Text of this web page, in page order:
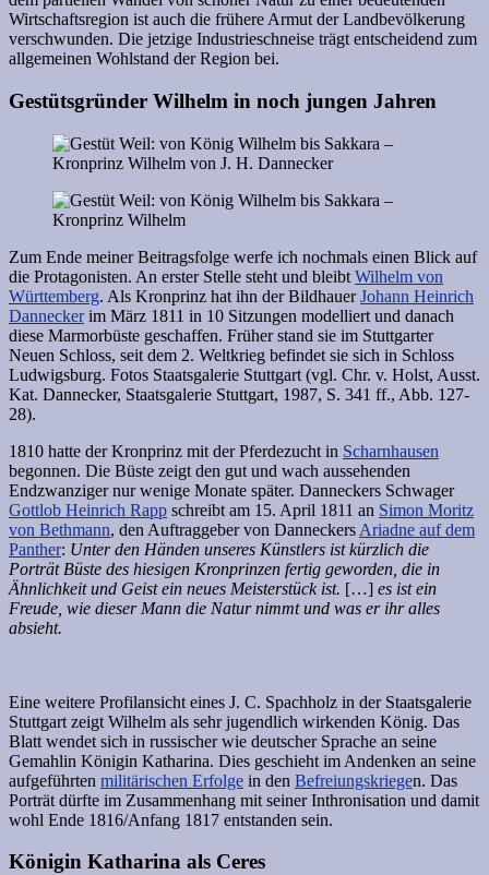
Wirtschaftsregion ist auch die frühere Armut der Landbevölkerung
verschwunden. Die jetzige Industrieschneise trägt entscheidend zum
allgemeinen Wohlstand der Region bei.
Gestütsgründer Wilhelm in noch jungen Jahren
Zum Ende meiner Beitragsfolge werfe ich nochmals einen Blick auf
die Protagonisten. An erster Stelle steht und bleibt Wilhelm von
Württemberg. Als Kronprinz hat ihn der BildhauerJohann Heinrich
Danneckerim März 1811 in 10 Sitzungen modelliert und danach
diese Marmorbüste geschaffen. Früher stand sie im Stuttgarter
Neuen Schloss, seit dem 2. Weltkrieg befindet sie sich in Schloss
Ludwigsburg. Fotos Staatsgalerie Stuttgart (vgl. Chr. v. Holst, Ausst.
Kat. Dannecker, Staatsgalerie Stuttgart, 1987, S. 341 ff., Abb. 127-
28).
1810 hatte der Kronprinz mit der Pferdezucht in Scharnhausen
begonnen. Die Büste zeigt den gut und wach aussehenden
Endzwanziger nur wenige Monate später. Danneckers Schwager
Gottlob Heinrich Rapp schreibt am 15. April 1811 an Simon Moritz
von Bethmann, den Auftraggeber von Danneckers Ariadne auf dem
Panther: Unter den Händen unseres Künstlers ist kürzlich die
Porträt Büste des hiesigen Kronprinzen fertig geworden, die in
Ähnlichkeit und Geist ein neues Meisterstück ist. […] es ist ein
Freude, wie dieser Mann die Natur nimmt und was er ihr alles
absieht.
Eine weitere Profilansicht eines J. C. Spachholz in der Staatsgalerie
Stuttgart zeigt Wilhelm als sehr jugendlich wirkenden König. Das
Blatt wendet sich in russischer wie deutscher Sprache an seine
Gemahlin Königin Katharina. Dies geschieht im Andenken an seine
aufgeführten militärischen Erfolge in den Befreiungskriegen. Das
Porträt dürfte im Zusammenhang mit seiner Inthronisation und damit
wohl Ende 1816/Anfang 1817 entstanden sein.
Königin Katharina als Ceres